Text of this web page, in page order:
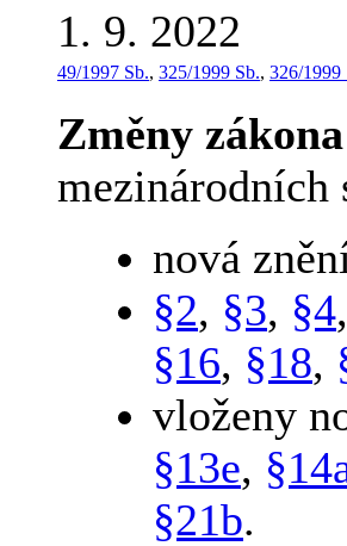
1. 9. 2022
49/1997 Sb., 325/1999 Sb., 326/1999
Změny
mezinárodních
nová
§2, §3, §4
§16, §18,
vloženy
§13e,
§21b.